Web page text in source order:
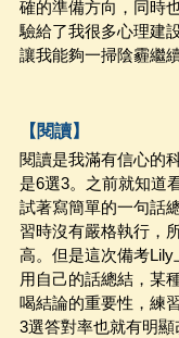
確的準備方向，同時
驗給了我很多心理建
讓我能夠一掃陰霾繼續
【閱讀】
閱讀是我滿有信心的
是6選3。之前就知道
試著寫簡單的一句話
習時沒有嚴格執行，
高。但是這次備考
用自己的話總結，某
喝結論的重要性，練
3選答對率也就有明